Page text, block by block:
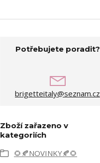
Potřebujete poradit?
brigetteitaly@seznam.cz
Zboží zařazeno v
kategoriích
🌻🍂NOVINKY🍂🌻